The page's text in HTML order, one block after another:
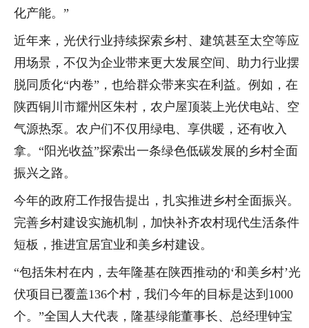
化产能。”
近年来，光伏行业持续探索乡村、建筑甚至太空等应
用场景，不仅为企业带来更大发展空间、助力行业摆
脱同质化“内卷”，也给群众带来实在利益。例如，在
陕西铜川市耀州区朱村，农户屋顶装上光伏电站、空
气源热泵。农户们不仅用绿电、享供暖，还有收入
拿。“阳光收益”探索出一条绿色低碳发展的乡村全面
振兴之路。
今年的政府工作报告提出，扎实推进乡村全面振兴。
完善乡村建设实施机制，加快补齐农村现代生活条件
短板，推进宜居宜业和美乡村建设。
“包括朱村在内，去年隆基在陕西推动的‘和美乡村’光
伏项目已覆盖136个村，我们今年的目标是达到1000
个。”全国人大代表，隆基绿能董事长、总经理钟宝